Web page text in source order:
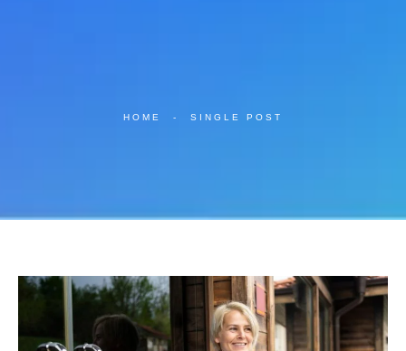
HOME - SINGLE POST